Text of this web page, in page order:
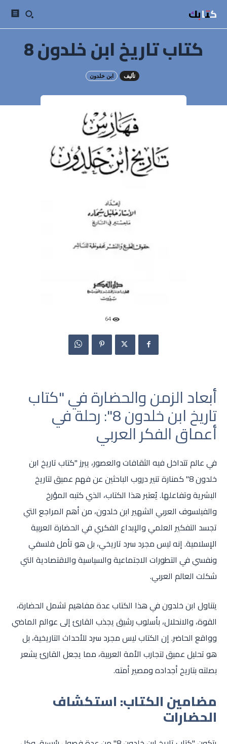
كتابك
كتاب تاريخ ابن خلدون 8
تأليف ابن خلدون
64
أبعاد الزمن والحضارة في "كتاب
تاريخ ابن خلدون 8": رحلة في
أعماق الفكر العربي
في عالم تتداخل فيه الثقافات والعصور، يبرز "كتاب تاريخ ابن
خلدون 8" كمنارة تنير دروب الباحثين عن فهم عميق لتاريخ
البشرية وتفاعلها. يُعتبر هذا الكتاب، الذي كتبه المؤرخ
والفيلسوف العربي الشهير ابن خلدون، من أهم المراجع التي
تجسد التفكير العلمي والإبداع الفكري في الحضارة العربية
الإسلامية. إنه ليس مجرد سرد تاريخي، بل هو تأمل فلسفي
ونفسي في التطورات الاجتماعية والسياسية والاقتصادية التي
شكلت العالم العربي.
يتناول ابن خلدون في هذا الكتاب عدة مفاهيم تشمل الحضارة،
القوة، والانحلال، بأسلوب رشيق يجذب القارئ إلى عوالم الماضي
وواقع الحاضر. إن الكتاب ليس مجرد سرد للأحداث التاريخية، بل
هو تحليل عميق لتجارب الأمة العربية، مما يجعل القارئ يشعر
بصلته بتاريخ أجداده ومصير أمته.
مضامين الكتاب: استكشاف
الحضارات